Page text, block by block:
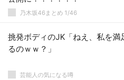
乃木坂46まとめ 1/46
挑発ボディのJK「ねえ、私を満
るのｗｗ？」
芸能人の気になる噂